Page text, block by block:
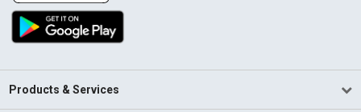
Products & Services